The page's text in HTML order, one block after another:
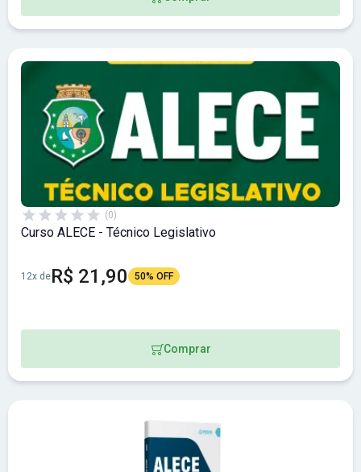
(0)
Curso ALECE - Técnico Legislativo
12x deR$ 21,90 50% OFF
Comprar